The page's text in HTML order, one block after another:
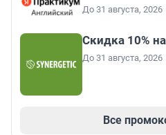
До 31 августа, 2026
Скидка 10%
До 31 августа, 2026
Все